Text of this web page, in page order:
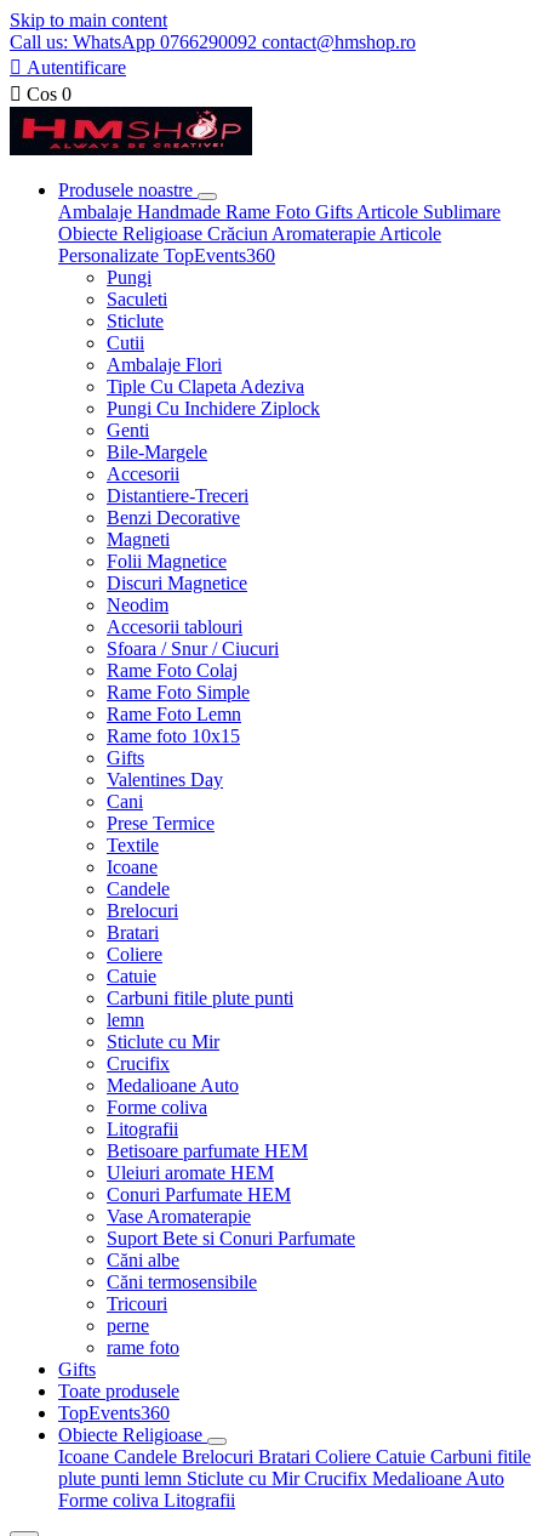
Skip to main content
Call us: WhatsApp 0766290092 contact@hmshop.ro
 Autentificare
 Cos 0
Produsele noastre
Ambalaje Handmade Rame Foto Gifts Articole Sublimare
Obiecte Religioase Crăciun Aromaterapie Articole
Personalizate TopEvents360
Pungi
Saculeti
Sticlute
Cutii
Ambalaje Flori
Tiple Cu Clapeta Adeziva
Pungi Cu Inchidere Ziplock
Genti
Bile-Margele
Accesorii
Distantiere-Treceri
Benzi Decorative
Magneti
Folii Magnetice
Discuri Magnetice
Neodim
Accesorii tablouri
Sfoara / Snur / Ciucuri
Rame Foto Colaj
Rame Foto Simple
Rame Foto Lemn
Rame foto 10x15
Gifts
Valentines Day
Cani
Prese Termice
Textile
Icoane
Candele
Brelocuri
Bratari
Coliere
Catuie
Carbuni fitile plute punti
lemn
Sticlute cu Mir
Crucifix
Medalioane Auto
Forme coliva
Litografii
Betisoare parfumate HEM
Uleiuri aromate HEM
Conuri Parfumate HEM
Vase Aromaterapie
Suport Bete si Conuri Parfumate
Căni albe
Căni termosensibile
Tricouri
perne
rame foto
Gifts
Toate produsele
TopEvents360
Obiecte Religioase
Icoane Candele Brelocuri Bratari Coliere Catuie Carbuni fitile
plute punti lemn Sticlute cu MirCrucifix Medalioane Auto
Forme coliva Litografii